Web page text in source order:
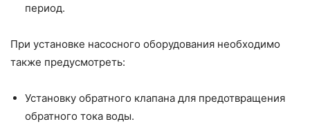
период.
При установке насосного оборудования необходимо
также предусмотреть:
Установку обратного клапана для предотвращения
обратного тока воды.